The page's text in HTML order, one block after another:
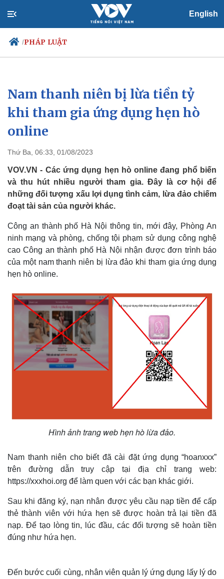
English
/PHÁP LUẬT
Chính trị
Đảng
Tổ chức nhân sự
Quốc hội
Xã hội
Tin 24h
Dự báo thời tiết
Nam thanh niên bị lừa tiền tỷ
khi tham gia ứng dụng hẹn hò
online
Thứ Ba, 06:33, 01/08/2023
VOV.VN - Các ứng dụng hẹn hò online đang phổ biến
và thu hút nhiều người tham gia. Đây là cơ hội để
những đối tượng xấu lợi dụng tình cảm, lừa đảo chiếm
đoạt tài sản của người khác.
Công an thành phố Hà Nội thông tin, mới đây, Phòng An
ninh mạng và phòng, chống tội phạm sử dụng công nghệ
cao Công an thành phố Hà Nội nhận được đơn trình báo
của một nam thanh niên bị lừa đảo khi tham gia ứng dụng
hẹn hò online.
Hình ảnh trang web hẹn hò lừa đảo.
Nam thanh niên cho biết đã cài đặt ứng dụng “hoanxxx”
trên đường dẫn truy cập tại địa chỉ trang web:
https://xxxhoi.org để làm quen với các bạn khác giới.
Sau khi đăng ký, nạn nhân được yêu cầu nạp tiền để cấp
thẻ thành viên với hứa hẹn sẽ được hoàn trả lại tiền đã
nạp. Để tạo lòng tin, lúc đầu, các đối tượng sẽ hoàn tiền
đúng như hứa hẹn.
Đến bước cuối cùng, nhân viên quản lý ứng dụng lấy lý do